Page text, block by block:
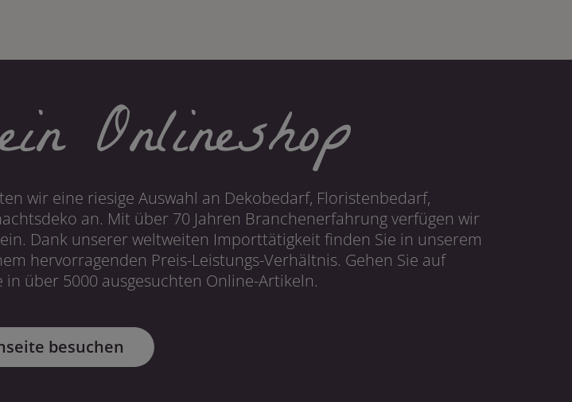
Onlineshop
wir eine riesige Auswahl an Dekobedarf, Floristenbedarf,
an. Mit über 70 Jahren Branchenerfahrung verfügen wir
Dank unserer weltweiten Importtätigkeit finden Sie in unserem
hervorragenden Preis-Leistungs-Verhältnis. Gehen Sie auf
über 5000 ausgesuchten Online-Artikeln.
besuchen